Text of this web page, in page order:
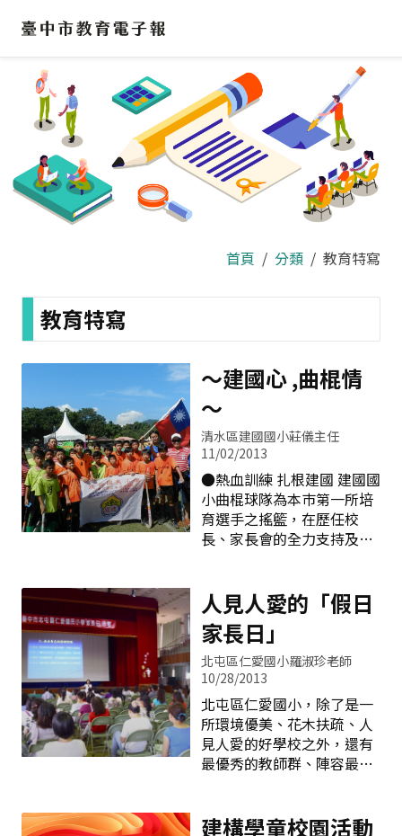
區
首頁 分類 教育特寫
教育特寫
～建國心 ,曲棍情
～
清水區建國國小莊儀主任
11/02/2013
●熱血訓練 扎根建國 建國國
小曲棍球隊為本巿第一所培
育選手之搖籃，在歷任校
長、家長會的全力支持及金
手參加國際競賽，除了增加
選手的國際交流經驗，提升
曲棍球技術之外，更為學校
爭取榮譽，提升學校在國際
體壇之優異形象，名揚國
際，成功的進行國民外交。
本校草地曲棍球特色發展至
今已邁入第15個年頭，獲獎
無數成績耀眼，更在台中
（縣）市政府對體育的重視
國賽國外分齡賽共計18座冠
人見人愛的「假日
家長日」
北屯區仁愛國小羅淑珍老師
10/28/2013
北屯區仁愛國小，除了是一
所環境優美、花木扶疏、人
見人愛的好學校之外，還有
最優秀的教師群、陣容最堅
元，我們仁愛有幸能在年輕
建構學童校園活動